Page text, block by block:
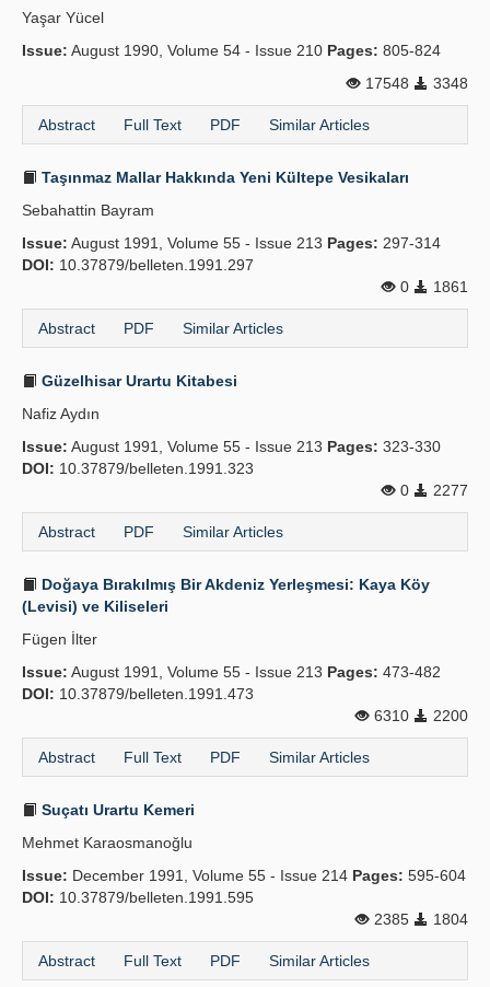
Publication Policies
Contact Us
Yaşar Yücel
Issue: August 1990, Volume 54 - Issue 210 Pages: 805-824
17548
3348
Abstract Full Text PDF Similar Articles
Taşınmaz Mallar Hakkında Yeni Kültepe Vesikaları
Sebahattin Bayram
Issue: August 1991, Volume 55 - Issue 213 Pages: 297-314
DOI: 10.37879/belleten.1991.297
0
1861
Abstract PDF Similar Articles
Güzelhisar Urartu Kitabesi
Nafiz Aydın
Issue: August 1991, Volume 55 - Issue 213 Pages: 323-330
DOI: 10.37879/belleten.1991.323
0
2277
Abstract PDF Similar Articles
Doğaya Bırakılmış Bir Akdeniz Yerleşmesi: Kaya Köy
(Levisi) ve Kiliseleri
Fügen İlter
Issue: August 1991, Volume 55 - Issue 213 Pages: 473-482
DOI: 10.37879/belleten.1991.473
6310
2200
Abstract Full Text PDF Similar Articles
Suçatı Urartu Kemeri
Mehmet Karaosmanoğlu
Issue: December 1991, Volume 55 - Issue 214 Pages: 595-604
DOI: 10.37879/belleten.1991.595
2385
1804
Abstract Full Text PDF Similar Articles